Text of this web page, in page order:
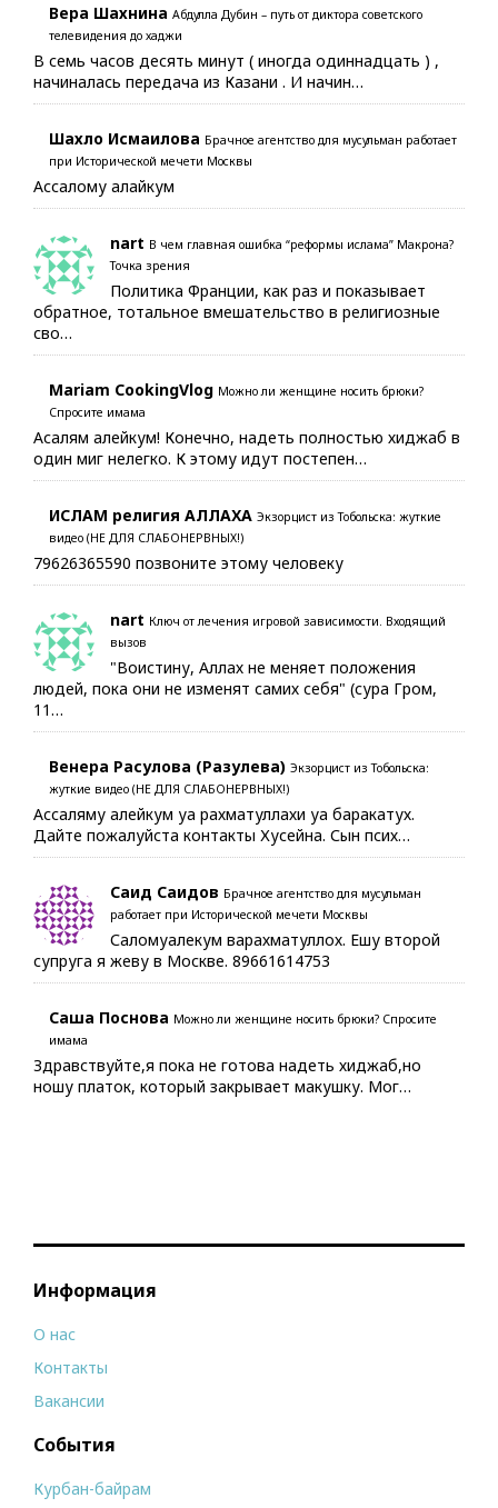
Вера Шахнина Абдулла Дубин – путь от диктора советского
телевидения до хаджи
В семь часов десять минут ( иногда одиннадцать ) ,
начиналась передача из Казани . И начин…
Шахло Исмаилова Брачное агентство для мусульман работает
при Исторической мечети Москвы
Ассалому алайкум
nart В чем главная ошибка “реформы ислама” Макрона?
Точка зрения
Политика Франции, как раз и показывает
обратное, тотальное вмешательство в религиозные
сво…
Mariam CookingVlog Можно ли женщине носить брюки?
Спросите имама
Асалям алейкум! Конечно, надеть полностью хиджаб в
один миг нелегко. К этому идут постепен…
ИСЛАМ религия АЛЛАХА Экзорцист из Тобольска: жуткие
видео (НЕ ДЛЯ СЛАБОНЕРВНЫХ!)
79626365590 позвоните этому человеку
nart Ключ от лечения игровой зависимости. Входящий
вызов
"Воистину, Аллах не меняет положения
людей, пока они не изменят самих себя" (сура Гром,
11…
Венера Расулова (Разулева) Экзорцист из Тобольска:
жуткие видео (НЕ ДЛЯ СЛАБОНЕРВНЫХ!)
Ассаляму алейкум уа рахматуллахи уа баракатух.
Дайте пожалуйста контакты Хусейна. Сын псих…
Саид Саидов Брачное агентство для мусульман
работает при Исторической мечети Москвы
Саломуалекум варахматуллох. Ешу второй
супруга я жеву в Москве. 89661614753
Саша Поснова Можно ли женщине носить брюки? Спросите
имама
Здравствуйте,я пока не готова надеть хиджаб,но
ношу платок, который закрывает макушку. Мог…
Информация
О нас
Контакты
Вакансии
События
Курбан-байрам